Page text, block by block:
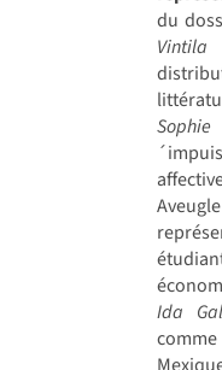
du
Vintila
Sophie
Ida